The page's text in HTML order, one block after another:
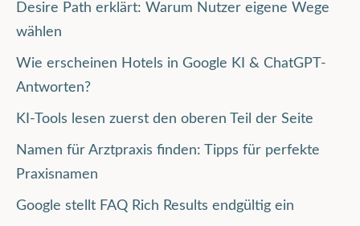
Desire Path erklärt: Warum Nutzer eigene Wege
wählen
Wie erscheinen Hotels in Google KI & ChatGPT-
Antworten?
KI-Tools lesen zuerst den oberen Teil der Seite
Namen für Arztpraxis finden: Tipps für perfekte
Praxisnamen
Google stellt FAQ Rich Results endgültig ein